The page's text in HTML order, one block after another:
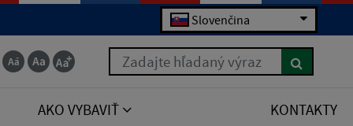
Slovenčina
Zadajte hľadaný výraz
AKO VYBAVIŤ KONTAKTY